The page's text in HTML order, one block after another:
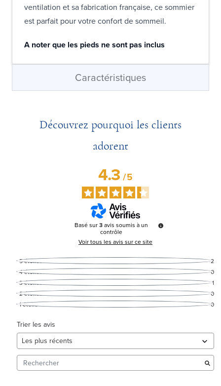
ventilation et sa fabrication française, ce sommier
est parfait pour votre confort de sommeil.
A noter que les pieds ne sont pas inclus
Caractéristiques
Découvrez pourquoi les clients
adorent
4.3/5
Basé sur3avis soumis à un
contrôle
Voir tous les avis sur ce site
5étoiles
2
4étoiles
0
3étoiles
1
2étoiles
0
1étoile 0
Trier les avis